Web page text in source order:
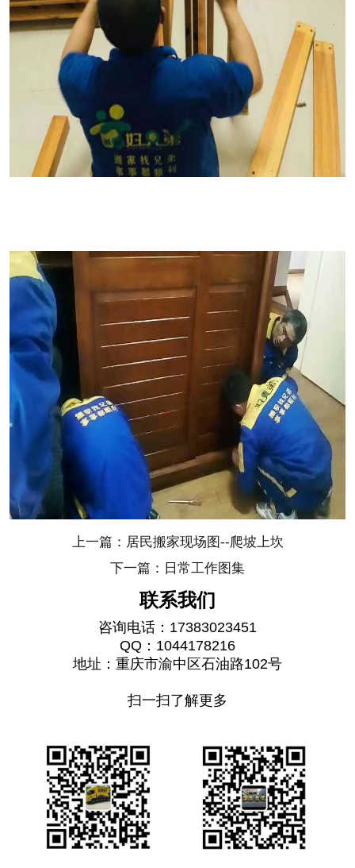
上一篇：居民搬家现场图--爬坡上坎
下一篇：日常工作图集
联系我们
咨询电话：17383023451
QQ：1044178216
地址：重庆市渝中区石油路102号
扫一扫了解更多